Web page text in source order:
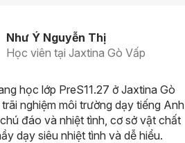
Như Ý Nguyễn Thị
Học viên tại Jaxtina Gò Vấp
học lớp PreS11.27 ở Jaxtina Gò
nghiệm môi trường dạy tiếng Anh
đáo và nhiệt tình, cơ sở vật chất
dạy siêu nhiệt tình và dễ hiểu.